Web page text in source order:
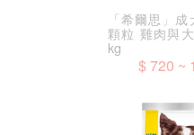
「希爾思」
顆粒 雞肉與
kg
$ 720 ~